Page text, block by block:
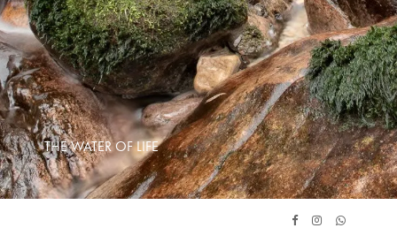
THE WATER OF LIFE